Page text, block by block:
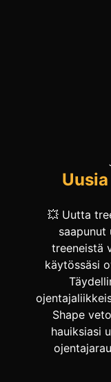
💥 Uutta
treeneistä
käytössäsi
Shape
hauiksiasi